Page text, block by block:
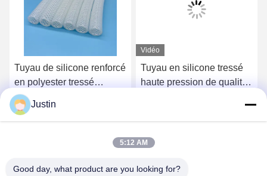
Tuyau de silicone renforcé
en polyester tressé
résistant aux températures
élevées dans des
récipients
Obtenez le meilleur prix
Vidéo
Tuyau en silicone tressé
haute pression de qualité
Justin
5:12 AM
Good day, what product are you looking for?